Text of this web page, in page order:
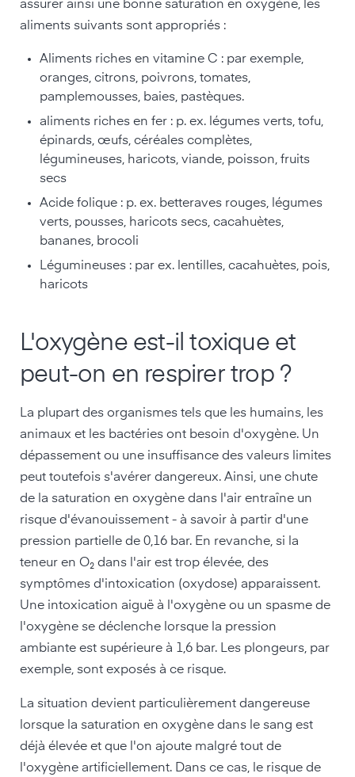
assurer ainsi une bonne saturation en oxygène, les
aliments suivants sont appropriés :
Aliments riches en vitamine C : par exemple,
oranges, citrons, poivrons, tomates,
pamplemousses, baies, pastèques.
aliments riches en fer : p. ex. légumes verts, tofu,
épinards, œufs, céréales complètes,
légumineuses, haricots, viande, poisson, fruits
secs
Acide folique : p. ex. betteraves rouges, légumes
verts, pousses, haricots secs, cacahuètes,
bananes, brocoli
Légumineuses : par ex. lentilles, cacahuètes, pois,
haricots
L'oxygène est-il toxique et
peut-on en respirer trop ?
La plupart des organismes tels que les humains, les
animaux et les bactéries ont besoin d'oxygène. Un
dépassement ou une insuffisance des valeurs limites
peut toutefois s'avérer dangereux. Ainsi, une chute
de la saturation en oxygène dans l'air entraîne un
risque d'évanouissement - à savoir à partir d'une
pression partielle de 0,16 bar. En revanche, si la
teneur en O₂ dans l'air est trop élevée, des
symptômes d'intoxication (oxydose) apparaissent.
Une intoxication aiguë à l'oxygène ou un spasme de
l'oxygène se déclenche lorsque la pression
ambiante est supérieure à 1,6 bar. Les plongeurs, par
exemple, sont exposés à ce risque.
La situation devient particulièrement dangereuse
lorsque la saturation en oxygène dans le sang est
déjà élevée et que l'on ajoute malgré tout de
l'oxygène artificiellement. Dans ce cas, le risque de